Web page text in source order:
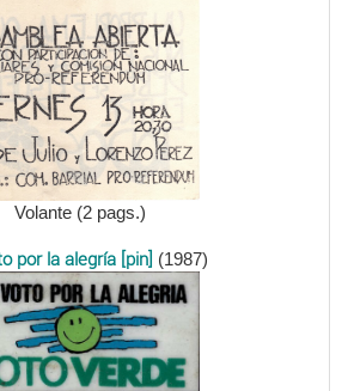
Volante (2 pags.)
por la alegría [pin] (1987)